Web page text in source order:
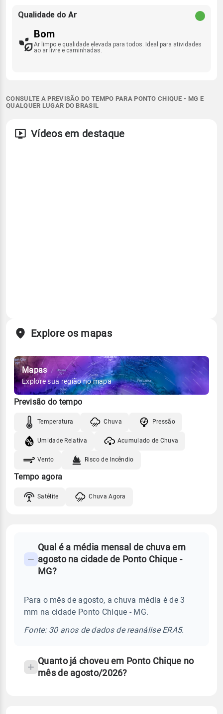
Qualidade do Ar
Bom
Ar limpo e qualidade elevada para todos. Ideal para atividades
ao ar livre e caminhadas.
CONSULTE A PREVISÃO DO TEMPO PARA PONTO CHIQUE - MG E
QUALQUER LUGAR DO BRASIL
Vídeos em destaque
Explore os mapas
Mapas
Explore sua região no mapa
Previsão do tempo
Temperatura Chuva Pressão
Umidade Relativa Acumulado de Chuva
Vento Risco de Incêndio
Tempo agora
Satélite Chuva Agora
Perguntas
frequentes
chuva
temperatura
Qual é a média mensal de chuva em
agosto na cidade de Ponto Chique -
MG?
Para o mês de agosto, a chuva média é de 3
mm na cidade Ponto Chique - MG.
Fonte: 30 anos de dados de reanálise ERA5.
Quanto já choveu em Ponto Chique no
mês de agosto/2026?